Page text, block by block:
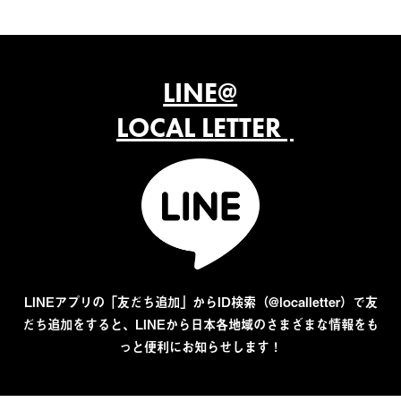
LINE@
LOCAL LETTER
LINEアプリの「友だち追加」からID検索（@localletter）で友
だち追加をすると、LINEから日本各地域のさまざまな情報をも
っと便利にお知らせします！